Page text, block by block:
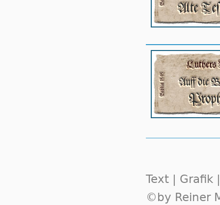
Text | Grafik
©by Reiner